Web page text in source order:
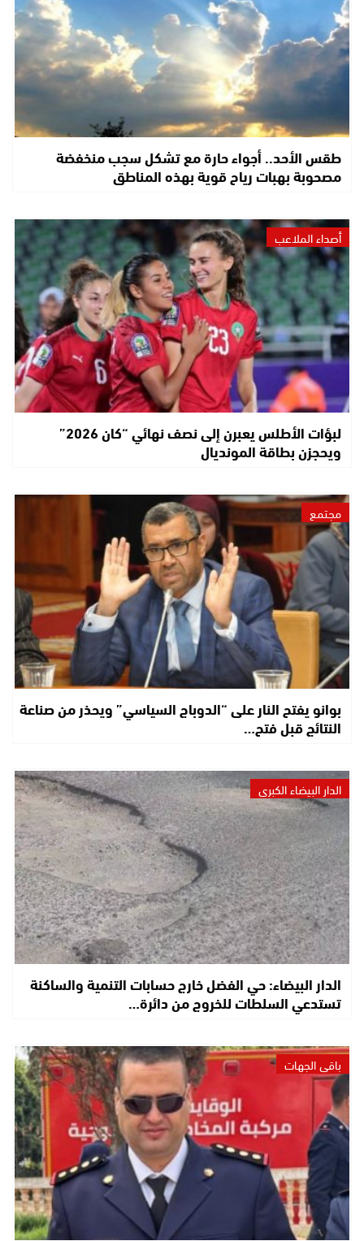
طقس الأحد.. أجواء حارة مع تشكل سجب منخفضة
مصحوبة بهبات رياح قوية بهذه المناطق
أصداء الملاعب
لبؤات الأطلس يعبرن إلى نصف نهائي “كان 2026”
ويحجزن بطاقة المونديال
مجتمع
بوانو يفتح النار على “الدوباج السياسي” ويحذر من صناعة
النتائج قبل فتح…
الدار البيضاء الكبرى
الدار البيضاء: حي الفضل خارج حسابات التنمية والساكنة
تستدعي السلطات للخروج من دائرة…
باقي الجهات